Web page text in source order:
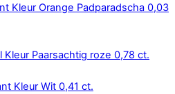
Kleur Orange Padparadscha 0,03
Kleur Paarsachtig roze 0,78 ct.
Kleur Wit 0,41 ct.